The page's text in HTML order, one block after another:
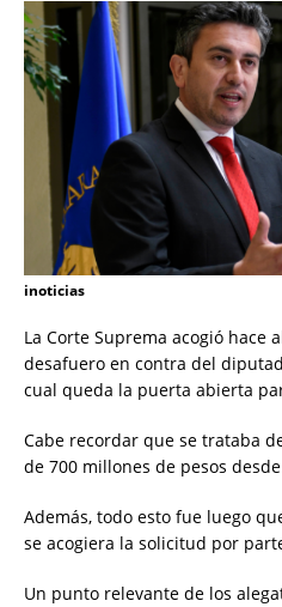
inoticias
La Corte Suprema acogió hace
desafuero en contra del
cual queda la puerta abierta
Cabe recordar que se trataba
de 700 millones de pesos
Además, todo esto fue luego
se acogiera la solicitud por
Un punto relevante de los